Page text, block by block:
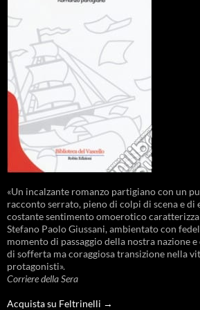
«Un incalzante romanzo partigiano con un
racconto serrato, pieno di colpi di scena e di
costante sentimento omoerotico
Stefano Paolo Giussani, ambientato con
momento di passaggio della nostra nazione
di sofferta ma coraggiosa transizione nella
protagonisti».
Corriere della Sera
Acquista su Feltrinelli →